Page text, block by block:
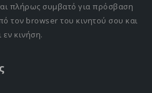
πλήρως συμβατό για πρόσβαση
τον browser του κινητού σου και
κινήση.